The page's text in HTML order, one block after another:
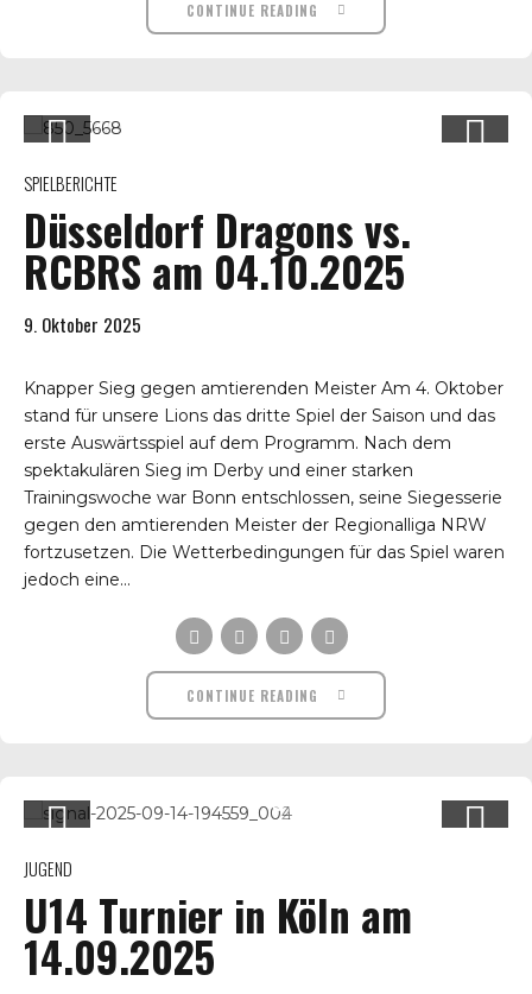
CONTINUE READING
SPIELBERICHTE
Düsseldorf Dragons vs.
RCBRS am 04.10.2025
9. Oktober 2025
Knapper Sieg gegen amtierenden Meister Am 4. Oktober
stand für unsere Lions das dritte Spiel der Saison und das
erste Auswärtsspiel auf dem Programm. Nach dem
spektakulären Sieg im Derby und einer starken
Trainingswoche war Bonn entschlossen, seine Siegesserie
gegen den amtierenden Meister der Regionalliga NRW
fortzusetzen. Die Wetterbedingungen für das Spiel waren
jedoch eine...
CONTINUE READING
JUGEND
U14 Turnier in Köln am
14.09.2025